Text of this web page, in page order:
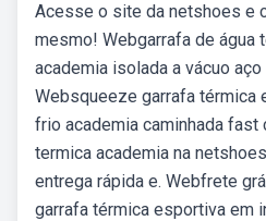
Acesse o site da netshoes e
mesmo! Webgarrafa de água
academia isolada a vácuo
Websqueeze garrafa térmica
frio academia caminhada fast
termica academia na
entrega rápida e. Webfrete
garrafa térmica esportiva em